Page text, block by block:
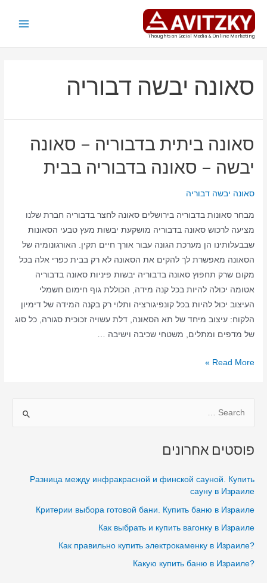
דילוג
לתוכן
Thoughts on Social Media & Online Marketing
סאונה יבשה דבוריה
סאונה ביתית בדבוריה – סאונה
יבשה – סאונה בדבוריה בבית
סאונה יבשה דבוריה
מבחר סאונות בדבוריה בירושלים סאונה לחצר בדבוריה חברת שלנו
מציעה לרכוש סאונה בדבוריה מושקעת יבשות מעץ טבעי הסאונות
שבבעלותינו הן מערכת הגונה עבור אורך חיים תקין. האורגונומיה של
הסאונה מאפשרת לך להקים את הסאונה לא רק בבית כפרי אלה בכל
מקום שרק תחפוץ סאונה בדבוריה יבשות פיניות סאונה בדבוריה
אטומה יכולה להיות בכל קנה מידה, הכוללת גוף חימום חשמלי
העיצוב יכול להיות בכל קונפיגורציה ותלוי רק בקנה המידה של דימיון
הלקוח: עיצוב מיחד של תא הסאונה, דלת עשויה זכוכית סגורה, כל סוג
של מדפים ומתלים, משטחי שכיבה וישיבה …
סאונה
–
בדבוריה
בבית
Read More »
r
:
פוסטים אחרונים
Разница между инфракрасной и финской сауной. Купить
сауну в Израиле
Критерии выбора готовой бани. Купить баню в Израиле
Как выбрать и купить вагонку в Израиле
?Как правильно купить электрокаменку в Израиле
?Какую купить баню в Израиле